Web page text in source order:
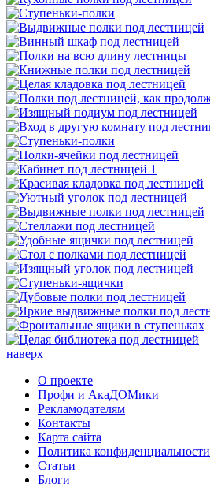
наверх
О проекте
Профи и АкаДОМики
Рекламодателям
Контакты
Карта сайта
Политика конфиденциальности
Статьи
Блоги